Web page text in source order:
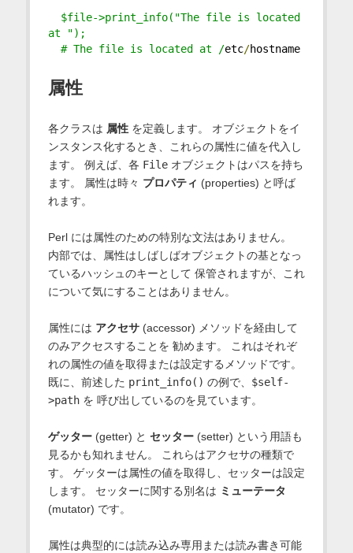
$file->print_info("The file is located
at ");
# The file is located at /etc/hostname
属性
各クラスは 属性を定義します。 オブジェクトをイ
ンスタンス化するとき、これらの属性に値を代入し
ます。 例えば、各 Fileオブジェクトはパスを持ち
ます。 属性は時々 プロパティ (properties) と呼ば
れます。
Perl には属性のための特別な文法はありません。
内部では、属性はしばしばオブジェクトの基となっ
ているハッシュのキーとして 保管されますが、これ
について気にすることはありません。
属性には アクセサ(accessor) メソッドを経由して
のみアクセスすることを 勧めます。 これはそれぞ
れの属性の値を取得または設定するメソッドです。
既に、前述した print_info() の例で、 $self-
>pathを 呼び出しているのを見ています。
ゲッター(getter) と セッター(setter) という用語も
見るかも知れません。 これらはアクセサの種類で
す。 ゲッターは属性の値を取得し、セッターは設定
します。 セッターに関する別名は ミューテータ
(mutator) です。
属性は典型的には読み込み専用または読み書き可能